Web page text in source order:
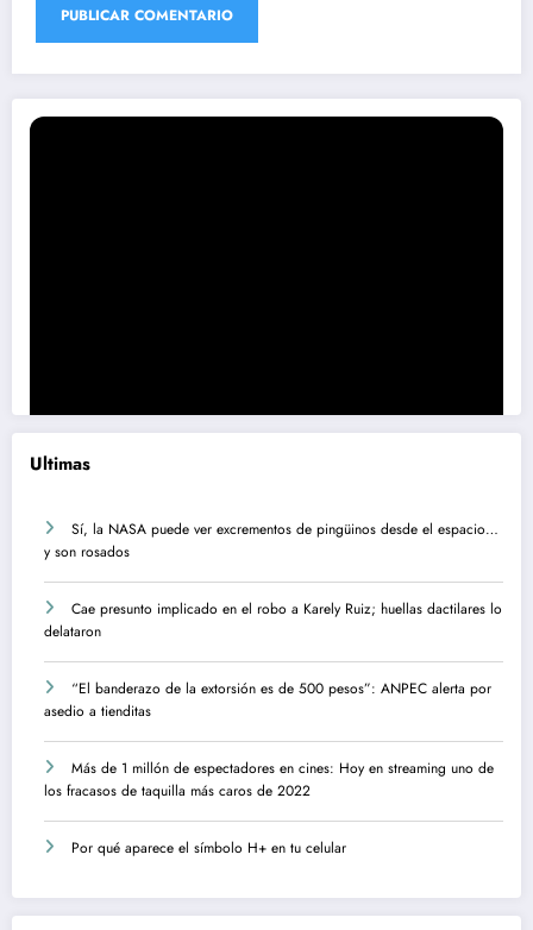
Ultimas
Sí, la NASA puede ver excrementos de pingüinos desde el espacio…
y son rosados
Cae presunto implicado en el robo a Karely Ruiz; huellas dactilares lo
delataron
“El banderazo de la extorsión es de 500 pesos”: ANPEC alerta por
asedio a tienditas
Más de 1 millón de espectadores en cines: Hoy en streaming uno de
los fracasos de taquilla más caros de 2022
Por qué aparece el símbolo H+ en tu celular